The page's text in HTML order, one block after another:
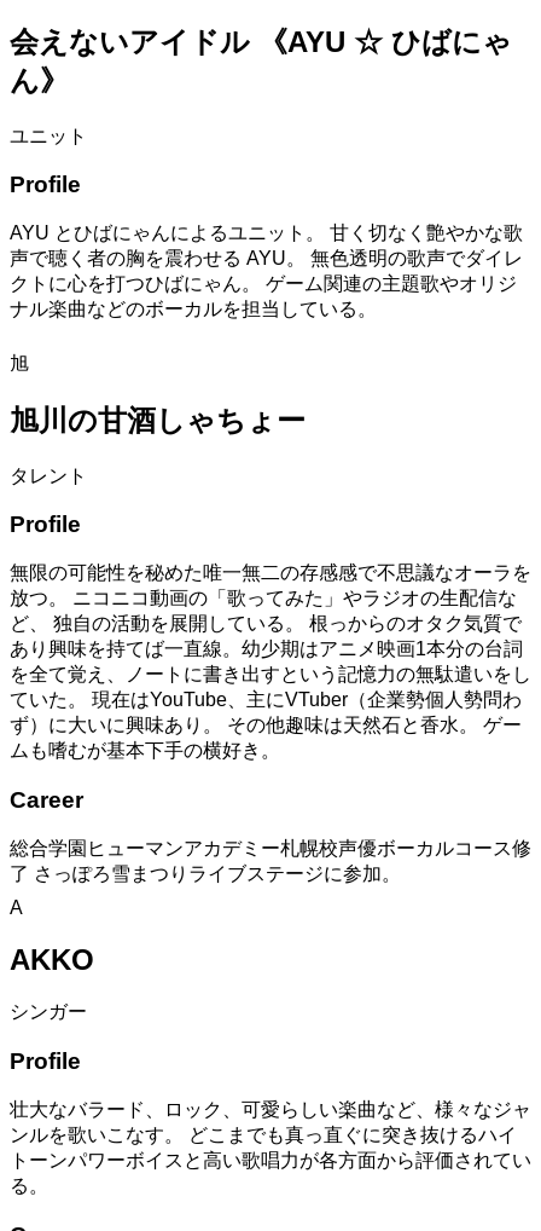
会えないアイドル 《AYU ☆ ひばにゃ
ん》
ユニット
Profile
AYU とひばにゃんによるユニット。 甘く切なく艶やかな歌
声で聴く者の胸を震わせる AYU。 無色透明の歌声でダイレ
クトに心を打つひばにゃん。 ゲーム関連の主題歌やオリジ
ナル楽曲などのボーカルを担当している。
旭
旭川の甘酒しゃちょー
タレント
Profile
無限の可能性を秘めた唯一無二の存感感で不思議なオーラを
放つ。 ニコニコ動画の「歌ってみた」やラジオの生配信な
ど、 独自の活動を展開している。 根っからのオタク気質で
あり興味を持てば一直線。幼少期はアニメ映画1本分の台詞
を全て覚え、ノートに書き出すという記憶力の無駄遣いをし
ていた。 現在はYouTube、主にVTuber（企業勢個人勢問わ
ず）に大いに興味あり。 その他趣味は天然石と香水。 ゲー
ムも嗜むが基本下手の横好き。
Career
総合学園ヒューマンアカデミー札幌校声優ボーカルコース修
了 さっぽろ雪まつりライブステージに参加。
A
AKKO
シンガー
Profile
壮大なバラード、ロック、可愛らしい楽曲など、様々なジャ
ンルを歌いこなす。 どこまでも真っ直ぐに突き抜けるハイ
トーンパワーボイスと高い歌唱力が各方面から評価されてい
る。